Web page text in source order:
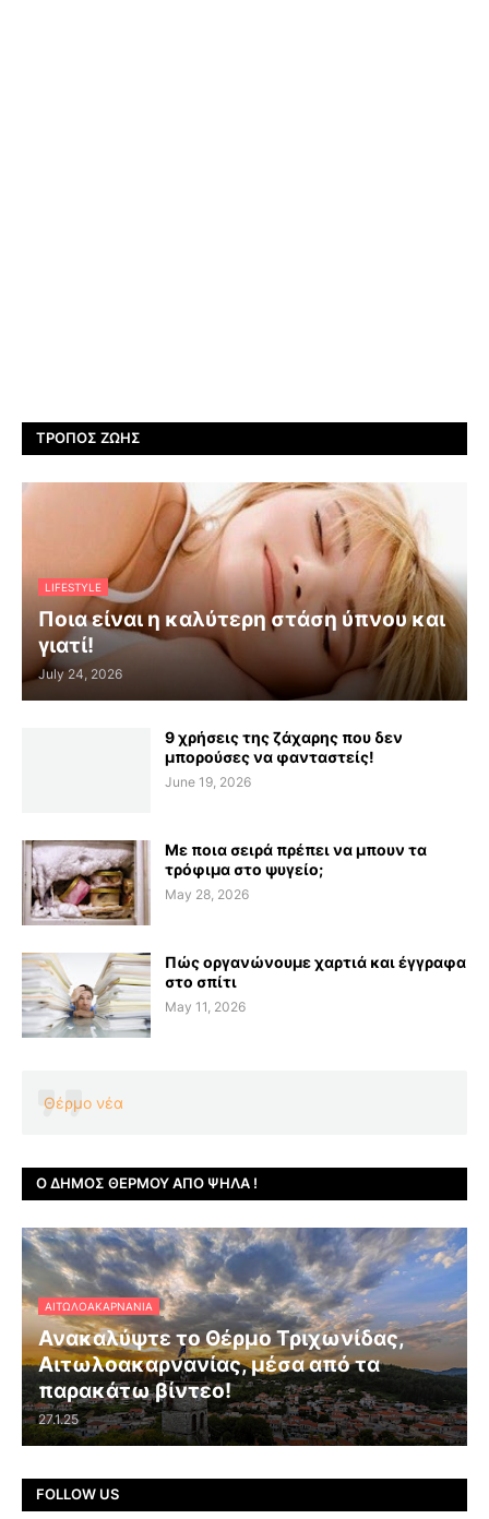
ΤΡΌΠΟΣ ΖΩΉΣ
LIFESTYLE
Ποια είναι η καλύτερη στάση ύπνου και
γιατί!
July 24, 2026
9 χρήσεις της ζάχαρης που δεν
μπορούσες να φανταστείς!
June 19, 2026
Με ποια σειρά πρέπει να μπουν τα
τρόφιμα στο ψυγείο;
May 28, 2026
Πώς οργανώνουμε χαρτιά και έγγραφα
στο σπίτι
May 11, 2026
Θέρμο νέα
Ο ΔΉΜΟΣ ΘΈΡΜΟΥ ΑΠΌ ΨΗΛΆ !
ΑΙΤΩΛΟΑΚΑΡΝΑΝΊΑ
Ανακαλύψτε το Θέρμο Τριχωνίδας,
Αιτωλοακαρνανίας, μέσα από τα
παρακάτω βίντεο!
27.1.25
FOLLOW US